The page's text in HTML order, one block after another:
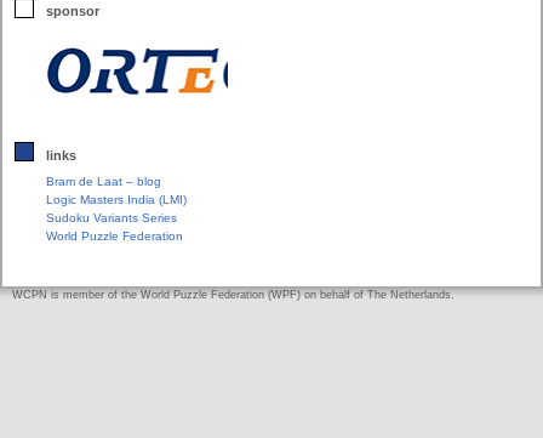
sponsor
links
Bram de Laat – blog
Logic Masters India (LMI)
Sudoku Variants Series
World Puzzle Federation
WCPN is member of the World Puzzle Federation (WPF) on behalf of The Netherlands.